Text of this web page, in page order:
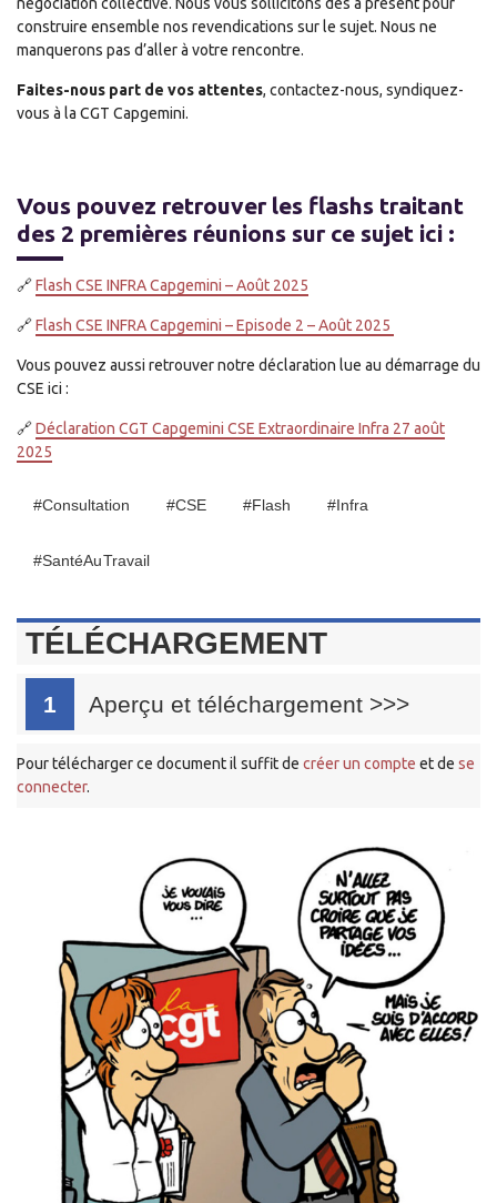
construire ensemble nos revendications sur le sujet. Nous ne
manquerons pas d’aller à votre rencontre.
Faites-nous part de vos attentes, contactez-nous, syndiquez-
vous à la CGT Capgemini.
Vous pouvez retrouver les flashs traitant
des 2 premières réunions sur ce sujet ici :
🔗Flash CSE INFRA Capgemini – Août 2025
🔗Flash CSE INFRA Capgemini – Episode 2 – Août 2025
Vous pouvez aussi retrouver notre déclaration lue au démarrage du
CSE ici :
🔗Déclaration CGT Capgemini CSE Extraordinaire Infra 27 août
2025
#Consultation #CSE #Flash #Infra
#Santé Au Travail
TÉLÉCHARGEMENT
1 Aperçu et téléchargement >>>
Pour télécharger ce document il suffit de créer un compte et de se
connecter.